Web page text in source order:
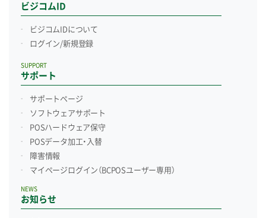
ビジコムID
ビジコムIDについて
ログイン/新規登録
サポート
SUPPORT
サポートページ
ソフトウェアサポート
POSハードウェア保守
POSデータ加工・入替
障害情報
マイページログイン （BCPOSユーザー専用）
お知らせ
NEWS